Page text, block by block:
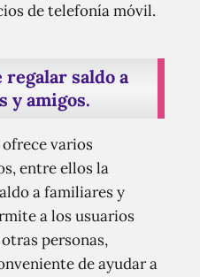
de telefonía móvil.
saldo a
y amigos.
varios
entre ellos la
a familiares y
a los usuarios
personas,
de ayudar a